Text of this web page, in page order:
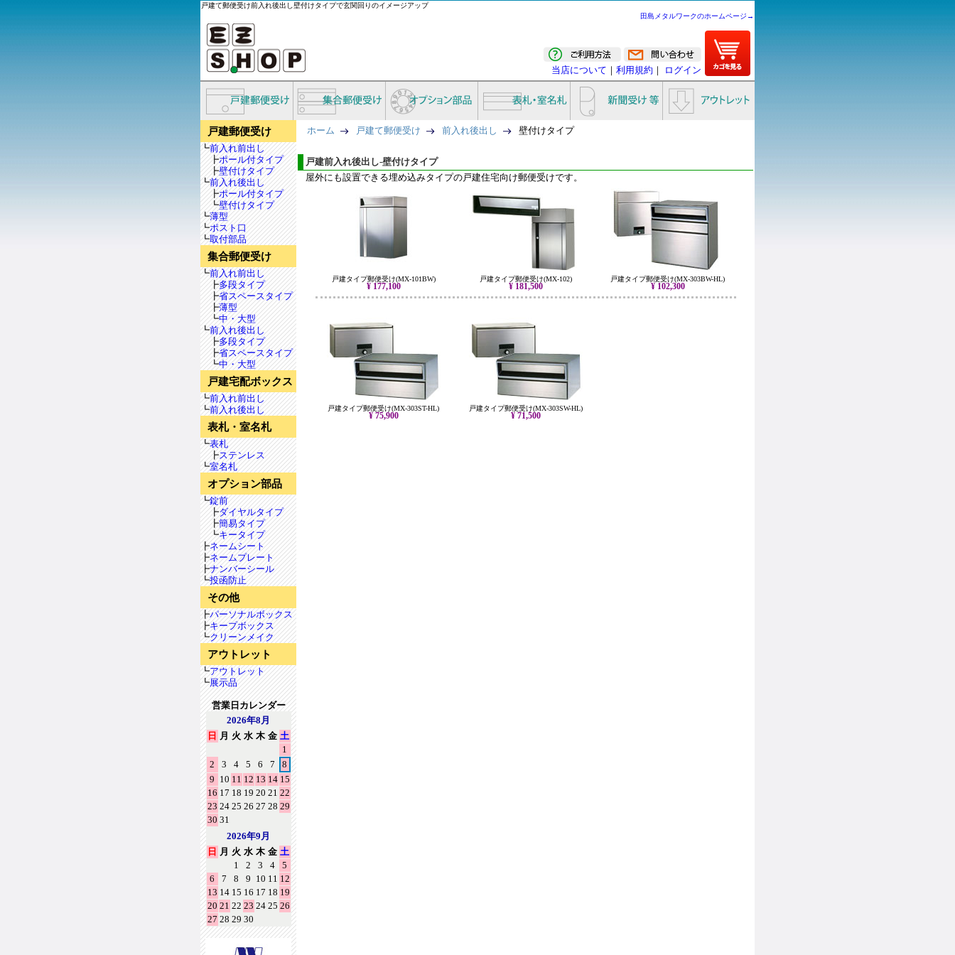
戸建て郵便受け前入れ後出し壁付けタイプで玄関回りのイメージアップ
田島メタルワークのホームページ→
当店について ｜ 利用規約 ｜ ログイン
戸建郵便受け
┗前入れ前出し
┣ポール付タイプ
┣壁付けタイプ
┗前入れ後出し
┣ポール付タイプ
┗壁付けタイプ
┗薄型
┗ポスト口
┗取付部品
集合郵便受け
┗前入れ前出し
┣多段タイプ
┣省スペースタイプ
┣薄型
┗中・大型
┗前入れ後出し
┣多段タイプ
┣省スペースタイプ
┗中・大型
戸建宅配ボックス
┗前入れ前出し
┗前入れ後出し
表札・室名札
┗表札
┣ステンレス
┗室名札
オプション部品
┗錠前
┣ダイヤルタイプ
┣簡易タイプ
┗キータイプ
┣ネームシート
┣ネームプレート
┣ナンバーシール
┗投函防止
その他
┣パーソナルボックス
┣キープボックス
┗クリーンメイク
アウトレット
┗アウトレット
┗展示品
営業日カレンダー
2026年8月
日 月 火 水 木 金 土
1
2
3 4 5 6 7
8
9 10 11 12 13 14 15
16 17 18 19 20 21 22
23 24 25 26 27 28 29
30 31
2026年9月
日 月 火 水 木 金 土
1
2 3 4
5
6
7 8 9 10 11 12
13 14 15 16 17 18 19
20 21 22 23 24 25 26
27 28 29 30
ホーム 戸建て郵便受け 前入れ後出し 壁付けタイプ
戸建前入れ後出し-壁付けタイプ
屋外にも設置できる埋め込みタイプの戸建住宅向け郵便受けです。
戸建タイプ郵便受け(MX-101BW)
¥ 177,100
戸建タイプ郵便受け(MX-102)
¥ 181,500
戸建タイプ郵便受け(MX-303BW-HL)
¥ 102,300
戸建タイプ郵便受け(MX-303ST-HL)
¥ 75,900
戸建タイプ郵便受け(MX-303SW-HL)
¥ 71,500